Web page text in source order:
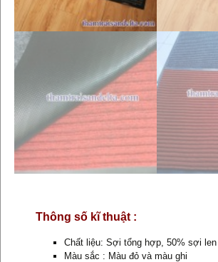
Thông số kĩ thuật :
Chất liệu: Sợi tổng hợp, 50% sợi len
Màu sắc : Màu đỏ và màu ghi